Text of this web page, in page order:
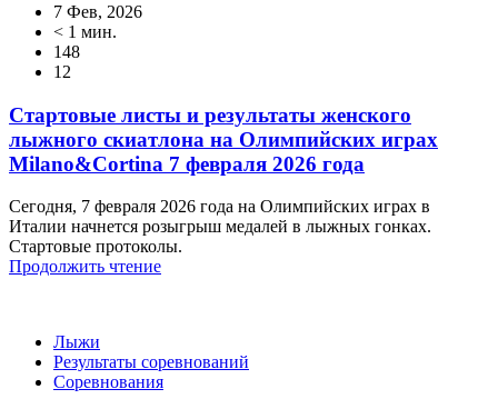
7 Фев, 2026
< 1 мин.
148
12
Стартовые листы и результаты женского
лыжного скиатлона на Олимпийских играх
Milano&Cortina 7 февраля 2026 года
Сегодня, 7 февраля 2026 года на Олимпийских играх в
Италии начнется розыгрыш медалей в лыжных гонках.
Стартовые протоколы.
Продолжить чтение
Лыжи
Результаты соревнований
Соревнования